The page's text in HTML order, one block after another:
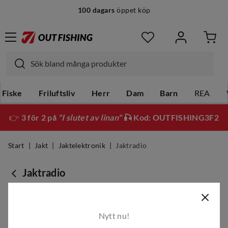
100 dagars öppet köp
Fiske Friluftsliv Herr Dam Barn REA
👉 3 för 2 på "I slutet av linan"🎣 Kod: OUTFISHING3F2
Start Jakt Jaktelektronik Jaktradio
Jaktradio
du ett brett utbud av jaktradioapparater från ledande märken
Nytt nu!